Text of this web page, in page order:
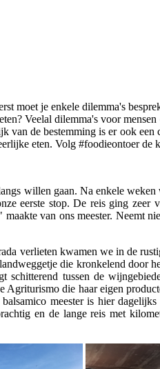
moet je enkele dilemma's
Veelal dilemma's voor
de bestemming is er ook
eten. Volg #foodieontoer
willen gaan. Na enkele
eerste stop. De reis ging
van ons meester. Neemt
verlieten kwamen we in de
die kronkelend door
tussen de
die haar eigen
meester is hier
en de lange reis met